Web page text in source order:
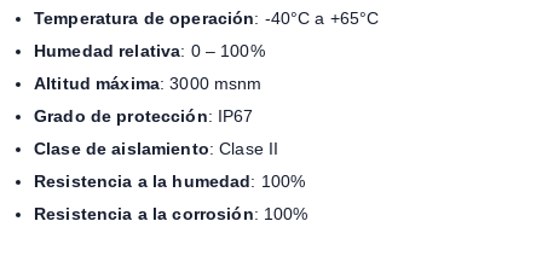
Temperatura de operación: -40°C a +65°C
Humedad relativa: 0 – 100%
Altitud máxima: 3000 msnm
Grado de protección: IP67
Clase de aislamiento: Clase II
Resistencia a la humedad: 100%
Resistencia a la corrosión: 100%